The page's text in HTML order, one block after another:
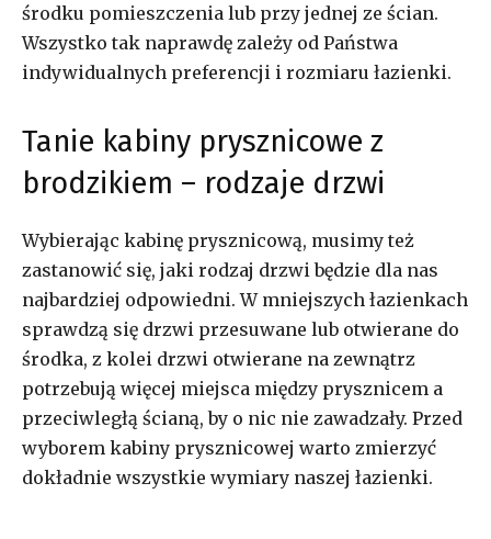
środku pomieszczenia lub przy jednej ze ścian.
Wszystko tak naprawdę zależy od Państwa
indywidualnych preferencji i rozmiaru łazienki.
Tanie kabiny prysznicowe z
brodzikiem – rodzaje drzwi
Wybierając kabinę prysznicową, musimy też
zastanowić się, jaki rodzaj drzwi będzie dla nas
najbardziej odpowiedni. W mniejszych łazienkach
sprawdzą się drzwi przesuwane lub otwierane do
środka, z kolei drzwi otwierane na zewnątrz
potrzebują więcej miejsca między prysznicem a
przeciwległą ścianą, by o nic nie zawadzały. Przed
wyborem kabiny prysznicowej warto zmierzyć
dokładnie wszystkie wymiary naszej łazienki.